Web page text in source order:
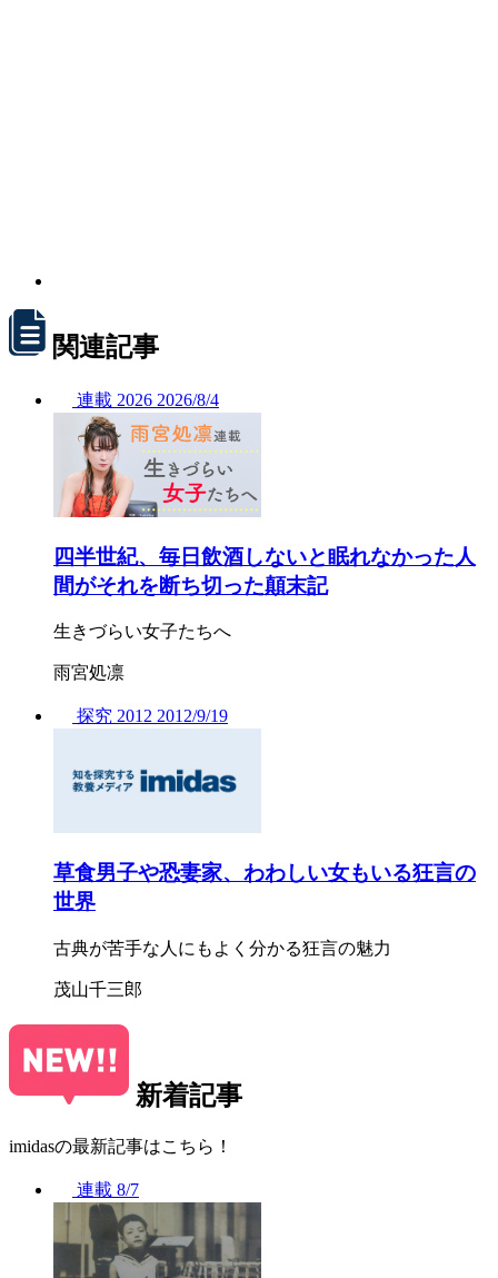
関連記事
連載 2026 2026/8/4
四半世紀、毎日飲酒しないと眠れなかった人
間がそれを断ち切った顛末記
生きづらい女子たちへ
雨宮処凛
探究 2012 2012/9/19
草食男子や恐妻家、わわしい女もいる狂言の
世界
古典が苦手な人にもよく分かる狂言の魅力
茂山千三郎
新着記事
imidasの最新記事はこちら！
連載 8/7